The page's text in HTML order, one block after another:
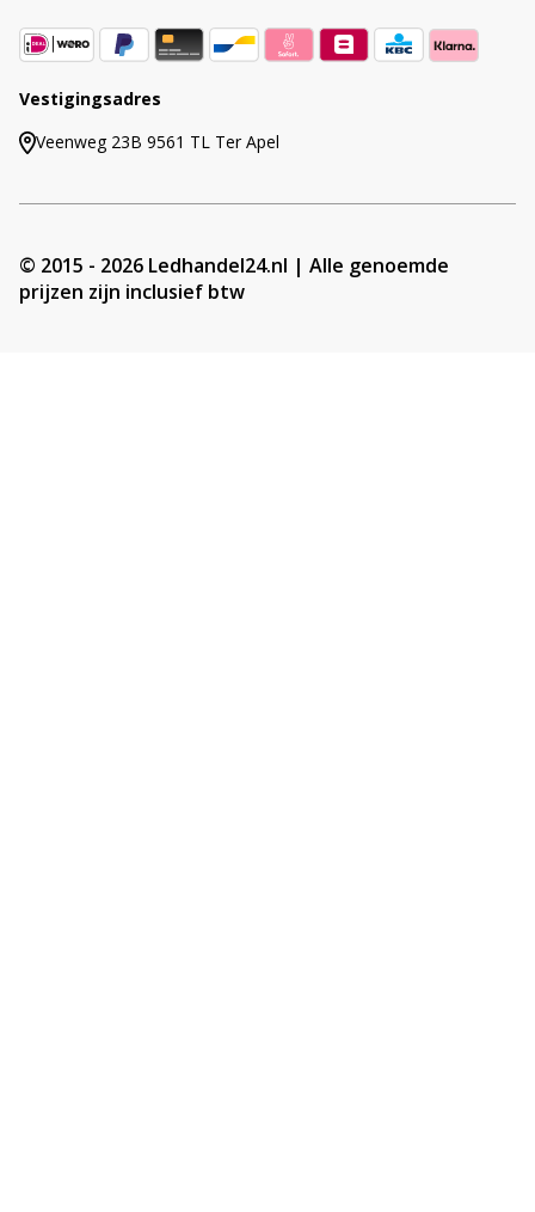
Vestigingsadres
Veenweg 23B 9561 TL Ter Apel
© 2015 - 2026 Ledhandel24.nl | Alle genoemde
prijzen zijn inclusief btw